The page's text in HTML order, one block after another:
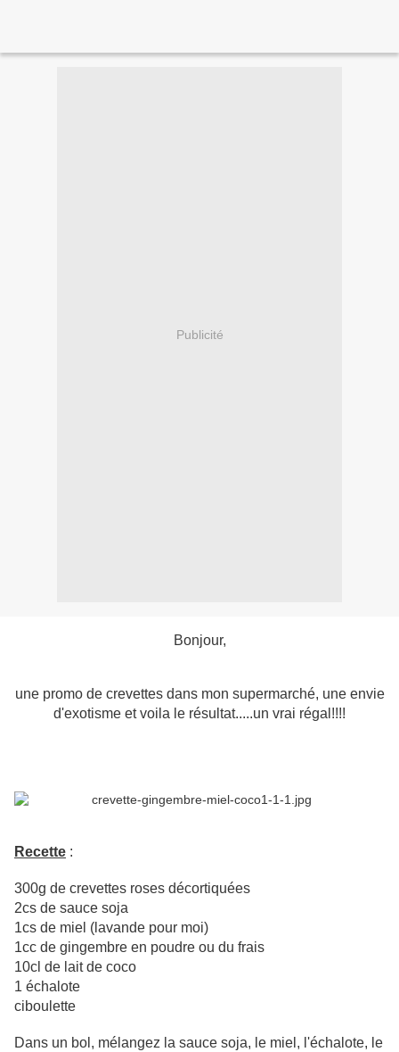
Publicité
Bonjour,
une promo de crevettes dans mon supermarché, une envie
d'exotisme et voila le résultat.....un vrai régal!!!!
Recette :
300g de crevettes roses décortiquées
2cs de sauce soja
1cs de miel (lavande pour moi)
1cc de gingembre en poudre ou du frais
10cl de lait de coco
1 échalote
ciboulette
Dans un bol, mélangez la sauce soja, le miel, l'échalote, le